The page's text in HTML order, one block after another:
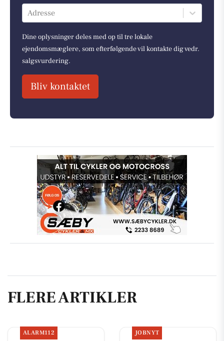
Adresse
Dine oplysninger deles med op til tre lokale
ejendomsmæglere, som efterfølgende vil kontakte dig vedr.
salgsvurdering.
Bliv kontaktet
FLERE ARTIKLER
ALARM112 JOBNYT